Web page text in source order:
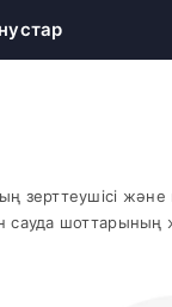
зерттеушісі
шоттарының